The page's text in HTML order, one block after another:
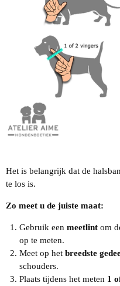
Het is belangrijk dat de
te los is.
Zo meet u de juiste maat:
Gebruik een meetlintom
op te meten.
Meet op het breedste
schouders.
Plaats tijdens het meten 1